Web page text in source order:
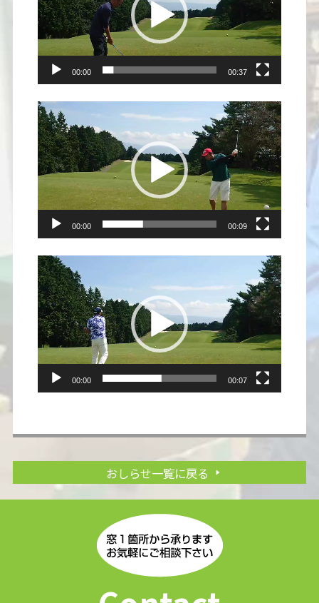
00:00 00:37
画
プ
レ
ー
ヤ
ー
00:00 00:09
画
プ
レ
ー
ヤ
ー
00:00 00:07
おしらせ一覧に戻る